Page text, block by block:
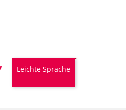
Leichte Sprache